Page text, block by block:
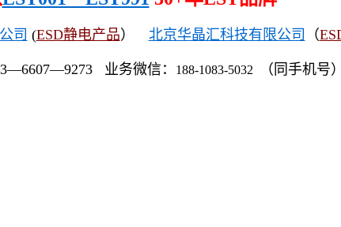
司 (ESD静电产品） 北京华晶汇科技有限公司 （
业务微信： 188-1083-5032 （同手机号）